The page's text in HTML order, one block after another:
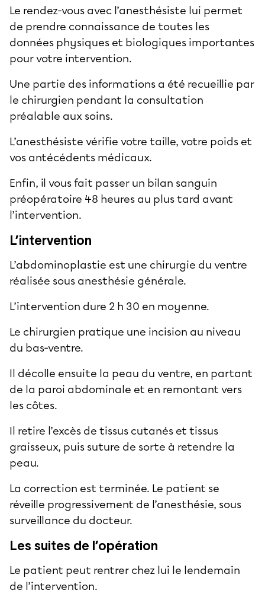
Le rendez-vous avec l’anesthésiste lui permet
de prendre connaissance de toutes les
données physiques et biologiques importantes
pour votre intervention.
Une partie des informations a été recueillie par
le chirurgien pendant la consultation
préalable aux soins.
L’anesthésiste vérifie votre taille, votre poids et
vos antécédents médicaux.
Enfin, il vous fait passer un bilan sanguin
préopératoire 48 heures au plus tard avant
l’intervention.
L’intervention
L’abdominoplastie est une chirurgie du ventre
réalisée sous anesthésie générale.
L’intervention dure 2 h 30 en moyenne.
Le chirurgien pratique une incision au niveau
du bas-ventre.
Il décolle ensuite la peau du ventre, en partant
de la paroi abdominale et en remontant vers
les côtes.
Il retire l’excès de tissus cutanés et tissus
graisseux, puis suture de sorte à retendre la
peau.
La correction est terminée. Le patient se
réveille progressivement de l’anesthésie, sous
surveillance du docteur.
Les suites de l’opération
Le patient peut rentrer chez lui le lendemain
de l’intervention.